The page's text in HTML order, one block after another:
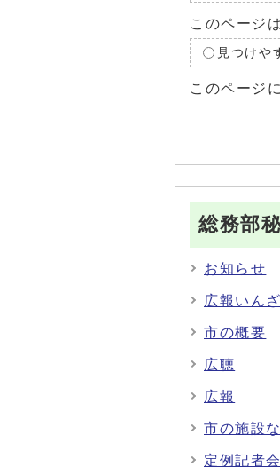
このページ
見つけや
このページ
総務部
お知らせ
広報いん
市の概要
広聴
広報
市の施設
定例記者